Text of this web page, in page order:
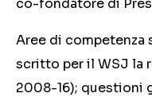
co-fondatore di
Aree di competenza
scritto per il WSJ la
2008-16); questioni